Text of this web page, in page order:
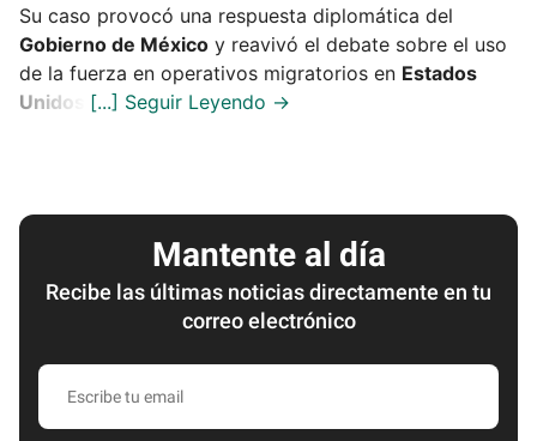
Su caso provocó una respuesta diplomática del
Gobierno de México y reavivó el debate sobre el uso
de la fuerza en operativos migratorios en Estados
Unidos
Mantente al día
Recibe las últimas noticias directamente en tu
correo electrónico
Escribe
email